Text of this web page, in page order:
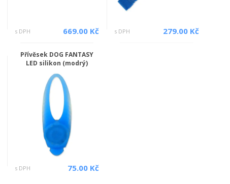
s DPH 669.00 Kč s DPH 279.00 Kč
Přívěsek DOG FANTASY
LED silikon (modrý)
s DPH 75.00 Kč